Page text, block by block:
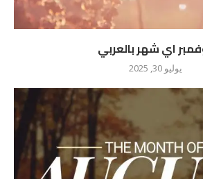
اي شهر بالعربي
يوليو 30, 2025